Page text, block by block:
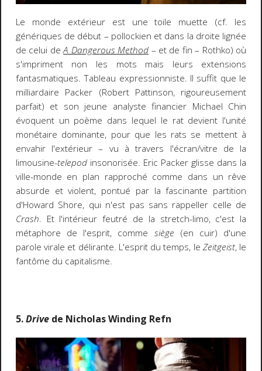
Le monde extérieur est une toile muette (cf. les
génériques de début – pollockien et dans la droite lignée
de celui deA Dangerous Method – et de fin – Rothko) où
s'impriment non les mots mais leurs extensions
fantasmatiques. Tableau expressionniste. Il suffit que le
milliardaire Packer (Robert Pattinson, rigoureusement
parfait) et son jeune analyste financier Michael Chin
évoquent un poème dans lequel le rat devient l'unité
monétaire dominante, pour que les rats se mettent à
envahir l'extérieur – vu à travers l'écran/vitre de la
limousine-telepodinsonorisée. Eric Packer glisse dans la
ville-monde en plan rapproché comme dans un rêve
absurde et violent, pontué par la fascinante partition
d'Howard Shore, qui n'est pas sans rappeller celle de
Crash. Et l'intérieur feutré de la stretch-limo, c'est la
métaphore de l'esprit, comme siège (en cuir) d'une
parole virale et délirante. L'esprit du temps, le Zeitgeist, le
fantôme du capitalisme.
5.Drivede Nicholas Winding Refn